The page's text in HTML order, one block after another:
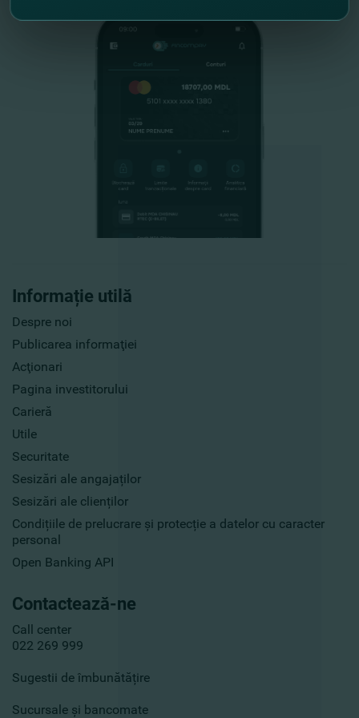
Informație utilă
Despre noi
Publicarea informaţiei
Acţionari
Pagina investitorului
Carieră
Utile
Securitate
Sesizări ale angajaților
Sesizări ale clienților
Condițiile de prelucrare și protecție a datelor cu caracter
personal
Open Banking API
Contactează-ne
Call center
022 269 999
Sugestii de îmbunătățire
Sucursale și bancomate